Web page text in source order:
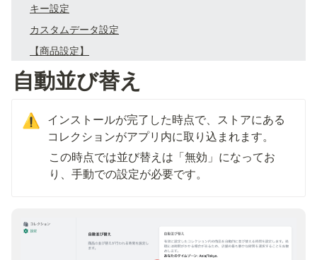
キー設定
カスタムデータ設定
【商品設定】
自動並び替え
⚠️ インストールが完了した時点で、ストアにある
コレクションがアプリ内に取り込まれます。
この時点では並び替えは「無効」になってお
り、手動での設定が必要です。